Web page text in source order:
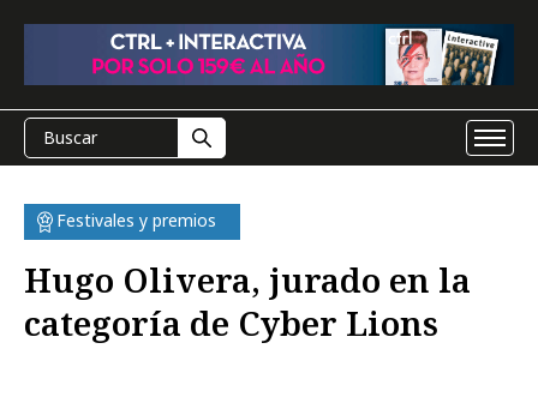
Festivales y premios
Hugo Olivera, jurado en la
categoría de Cyber Lions